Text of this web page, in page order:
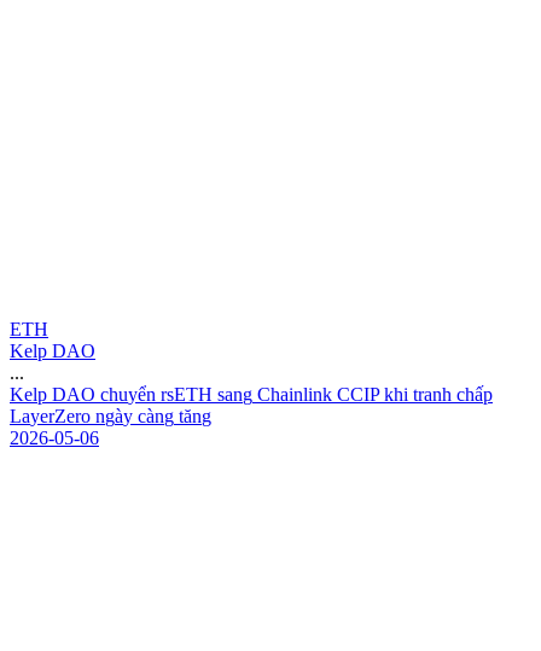
ETH
Kelp DAO
...
Kelp DAO chuyển rsETH sang Chainlink CCIP khi tranh chấp
LayerZero ngày càng tăng
2026-05-06